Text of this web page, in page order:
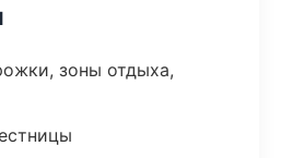
зоны отдыха,